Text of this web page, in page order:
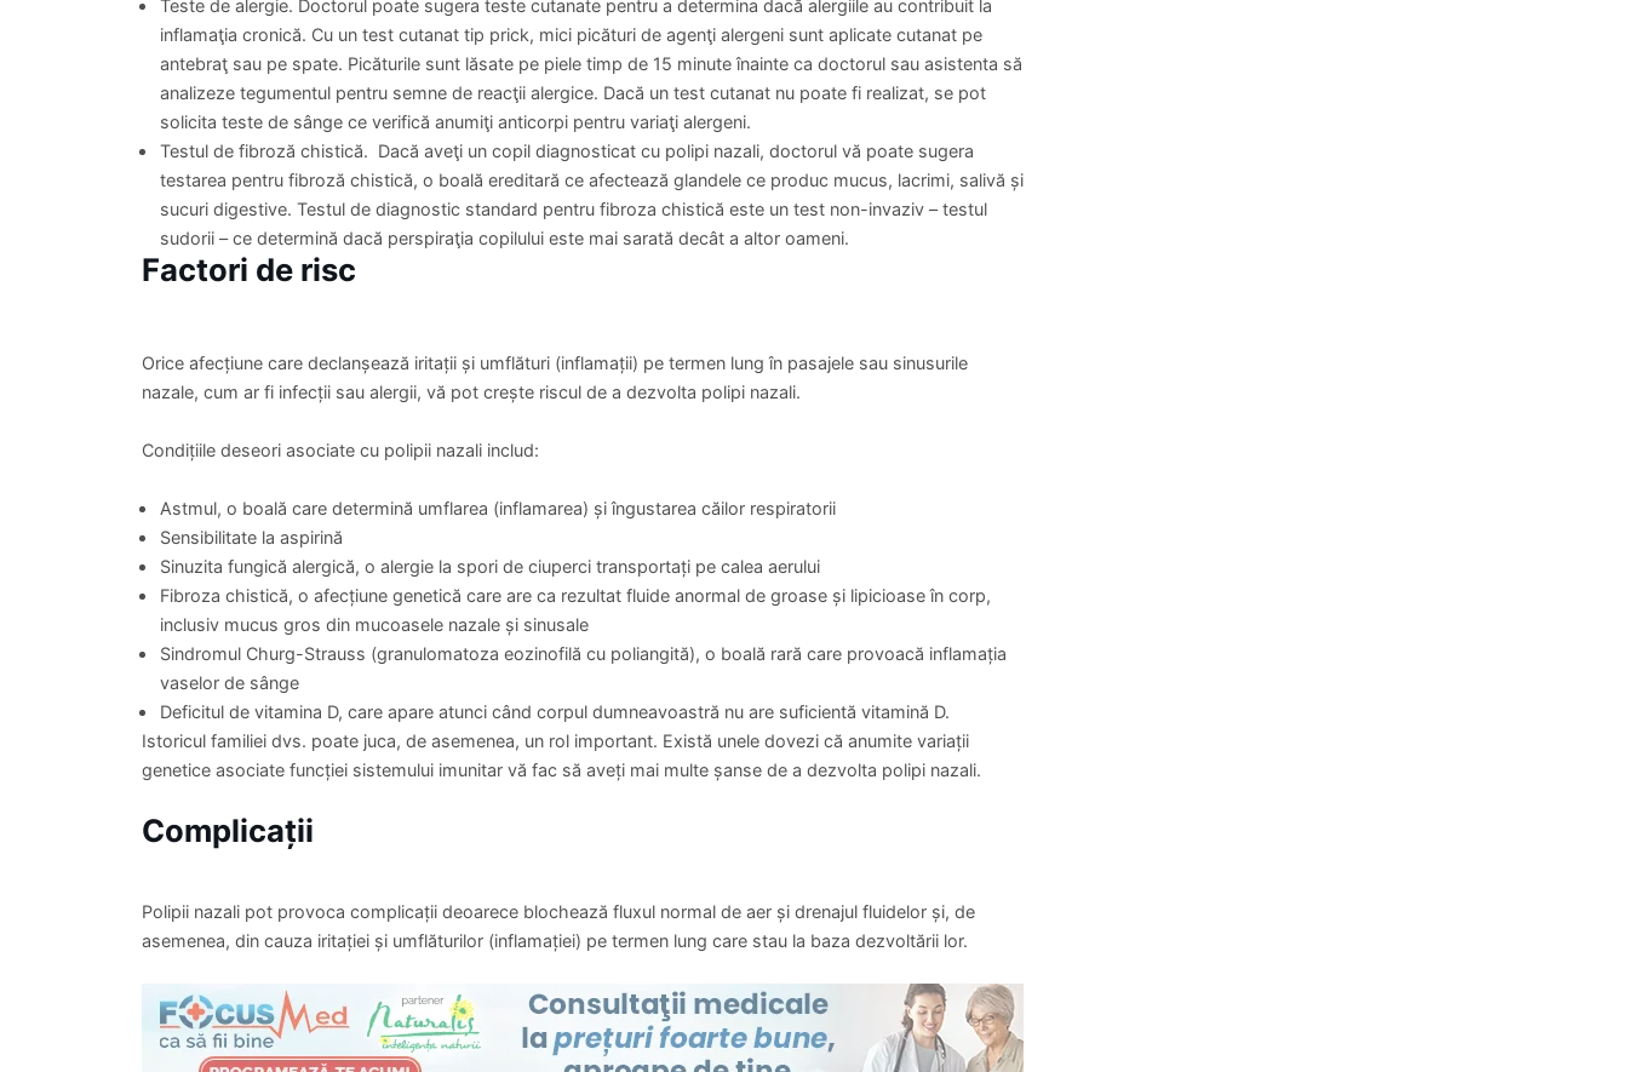
250 lei PROGRAMARE 390 lei PROGRAMARE 400 lei PROGRAMARE
Polipii nazali se pot forma oriunde în sinusurile sau pasajele nazale, dar apar cel mai adesea într-o zonă în
care sinusurile din apropierea ochilor, nasului și pomeților se scurg prin pasaje în nas.
Diagnosticarea
fizic general și examinarea nasului. Polipii pot fi vizibili cu ajutorul unui simplu instrument de iluminare.
o videocameră atașată, inserat prin nas îi permite doctorului să realizeze o examinare detaliată a interiorului
nasului, deschiderile fiziologice ale sinusurilor și, uneori, interiorul sinusurilor. Procedura este, de asemenea,
cunoscută ca rinoscopie endoscopică.
Studii de imagistică. Imaginile obţinute prin tomografie computerizată (CT) sau rezonanţă magnetică
nucleară (RMN) îl ajută pe doctor să vizualizeze mărimea și localizarea polipilor în zonele mai profunde ale
sinusurilor și să evalueze extensia inflamaţiei. Prin aceste studii, doctorul exclude prezenţa altor posibile
obstrucţii ale cavităţii nazale, ca anomaliile de structură sau alte tipuri de tumori canceroase sau
necanceroase. În rinosinuzitele cronice polipoase, de elecţie este examinarea CT.
Teste de alergie. Doctorul poate sugera teste cutanate pentru a determina dacă alergiile au contribuit la
inflamaţia cronică. Cu un test cutanat tip prick, mici picături de agenţi alergeni sunt aplicate cutanat pe
analizeze tegumentul pentru semne de reacţii alergice. Dacă un test cutanat nu poate fi realizat, se pot
solicita teste de sânge ce verifică anumiţi anticorpi pentru variaţi alergeni.
testarea pentru fibroză chistică, o boală ereditară ce afectează glandele ce produc mucus, lacrimi, salivă și
sucuri digestive. Testul de diagnostic standard pentru fibroza chistică este un test non-invaziv – testul
Factori de risc